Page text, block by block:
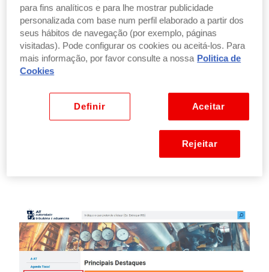
Passo 2. Ir a “Serviços”
Depois de entrar no Portal, no menu à esquerda,
para fins analíticos e para lhe mostrar publicidade
personalizada com base num perfil elaborado a partir dos
seus hábitos de navegação (por exemplo, páginas
visitadas). Pode configurar os cookies ou aceitá-los. Para
mais informação, por favor consulte a nossa Politica de
Cookies
Aceitar
Definir
Rejeitar